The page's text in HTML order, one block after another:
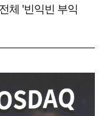
체 '빈익빈 부익